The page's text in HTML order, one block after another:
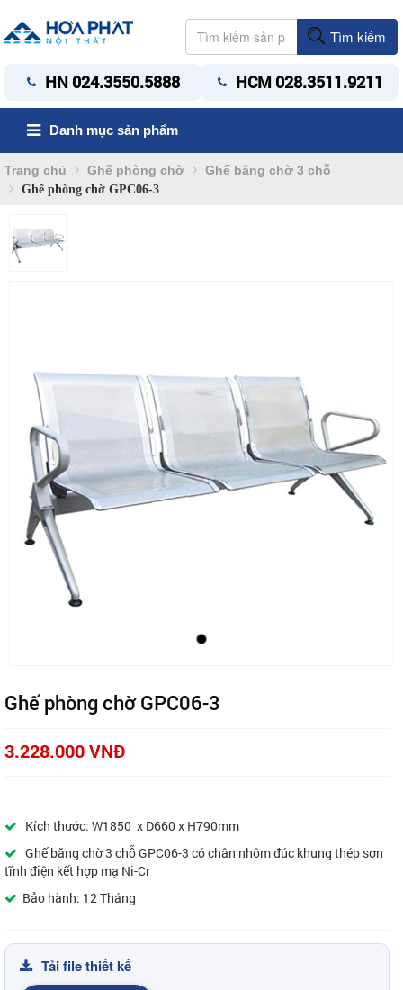
Tìm kiếm
HN 024.3550.5888 HCM 028.3511.9211
Danh mục sản phẩm
Trang chủ Ghế phòng chờ Ghế băng chờ 3 chỗ
Ghế phòng chờ GPC06-3
Ghế phòng chờ GPC06-3
3.228.000 VNĐ
Kích thước: W1850 x D660 x H790mm
Ghế băng chờ 3 chỗ GPC06-3 có chân nhôm đúc khung thép sơn
tĩnh điện kết hợp mạ Ni-Cr
Bảo hành: 12 Tháng
Tải file thiết kế